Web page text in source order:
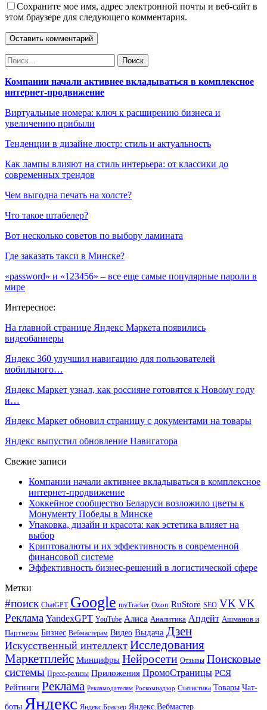
Сохраните мое имя, адрес электронной почты и веб-сайт в
этом браузере для следующего комментария.
Компании начали активнее вкладываться в комплексное
интернет-продвижение
Виртуальные номера: ключ к расширению бизнеса и
увеличению прибыли
Тенденции в дизайне люстр: стиль и актуальность
Как лампы влияют на стиль интерьера: от классики до
современных трендов
Чем выгодна печать на холсте?
Что такое штабелер?
Вот несколько советов по выбору ламината
Где заказать такси в Минске?
«password» и «123456» – все еще самые популярные пароли в
мире
Интересное:
На главной странице Яндекс Маркета появились
видеобаннеры
Яндекс 360 улучшил навигацию для пользователей
мобильного…
Яндекс Маркет узнал, как россияне готовятся к Новому году
и…
Яндекс Маркет обновил страницу с документами на товары
Яндекс выпустил обновление Навигатора
Свежие записи
Компании начали активнее вкладываться в комплексное
интернет-продвижение
Хоккейное сообщество Беларуси возложило цветы к
Монументу Победы в Минске
Упаковка, дизайн и красота: как эстетика влияет на
выбор
Криптовалюты и их эффективность в современной
финансовой системе
Эффективность бизнес-решений в логистической сфере
Метки
#поиск ChatGPT Google myTracker Ozon RuStore SEO VK VK
Реклама YandexGPT YouTube Алиса Аналитика Апдейт Ашманов и
Партнеры Бизнес Вебмастерам Видео Выдача Дзен
Искусственный интеллект Исследования
Маркетплейс Минцифры Нейросети Отзывы Поисковые
системы Пресс-релизы Приложения ПромоСтраницы РСЯ
Рейтинги Реклама Рекламодателям Роскомнадзор Статистика Товары Чат-
боты Яндекс Яндекс.Браузер Яндекс.Вебмастер